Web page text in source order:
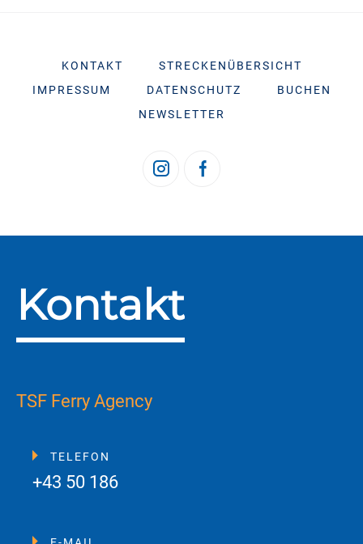
KONTAKT
STRECKENÜBERSICHT
IMPRESSUM
DATENSCHUTZ
BUCHEN
NEWSLETTER
Kontakt
TSF Ferry Agency
TELEFON
+43 50 186